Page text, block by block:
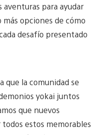
para ayudar
opciones de cómo
desafío presentado
que la comunidad se
yokai juntos
que nuevos
estos memorables